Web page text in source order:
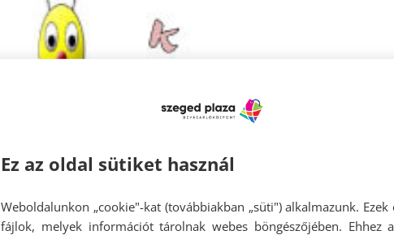
Ez az oldal sütiket használ
Weboldalunkon „cookie"-kat (továbbiakban „süti") alkalmazunk. Ezek
fájlok, melyek információt tárolnak webes böngészőjében. Ehhez